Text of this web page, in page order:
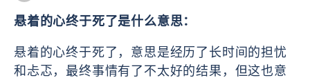
悬着的心终于死了是什么意思：
悬着的心终于死了，意思是经历了长时间的担忧
和忐忑，最终事情有了不太好的结果，但这也意